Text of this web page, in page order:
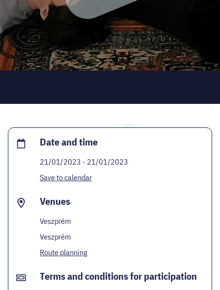
CASTLE PRISON EXHIBITION
ECOC-EVALUATION
Date and time
21/01/2023 - 21/01/2023
Save to calendar
Venues
Veszprém
Veszprém
Route planning
Terms and conditions for participation